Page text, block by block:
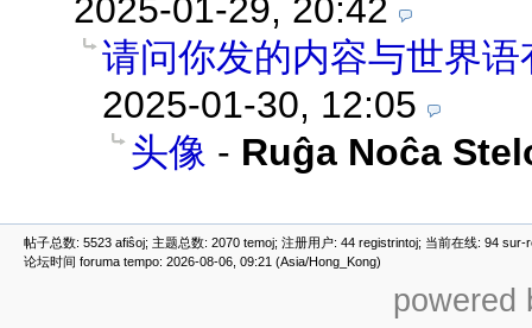
2025-01-29, 20:42
请问你发的内容与世界语
2025-01-30, 12:05
头像 - Ruĝa Noĉa
帖子总数: 5523 afiŝoj; 主题总数: 2070 temoj; 注册用户: 44 registrintoj; 当前在线: 94
论坛时间 foruma tempo: 2026-08-06, 09:21 (Asia/Hong_Kong)
powered